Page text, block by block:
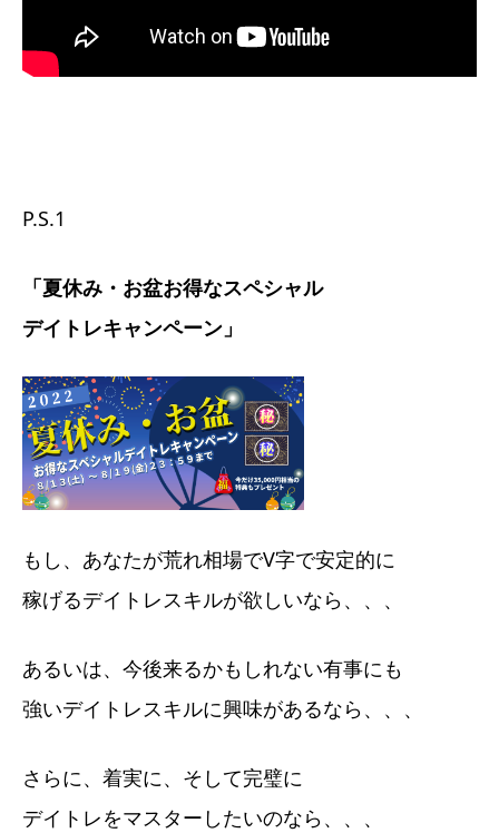
P.S.1
「夏休み・お盆お得なスペシャル
デイトレキャンペーン」
もし、あなたが荒れ相場でV字で安定的に
稼げるデイトレスキルが欲しいなら、、、
あるいは、今後来るかもしれない有事にも
強いデイトレスキルに興味があるなら、、、
さらに、着実に、そして完璧に
デイトレをマスターしたいのなら、、、